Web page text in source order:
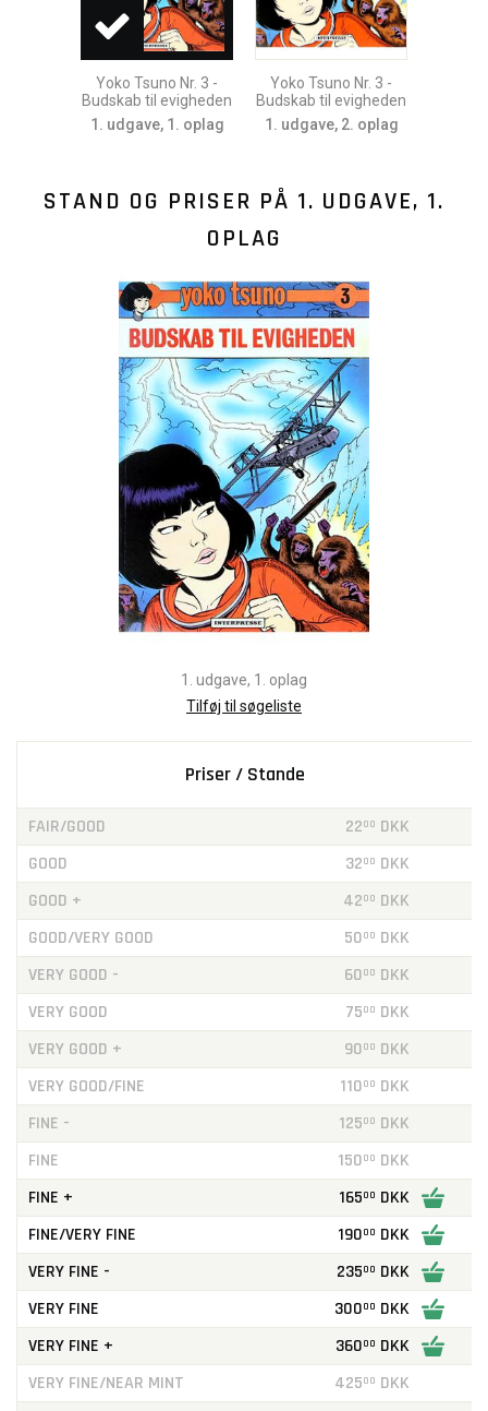
Yoko Tsuno Nr. 3 -
Budskab til evigheden
1. udgave, 1. oplag
Yoko Tsuno Nr. 3 -
Budskab til evigheden
1. udgave, 2. oplag
STAND OG PRISER PÅ 1. UDGAVE, 1.
OPLAG
1. udgave, 1. oplag
Tilføj til søgeliste
Priser / Stande
FAIR/GOOD 2200 DKK
GOOD
3200 DKK
GOOD +
4200 DKK
GOOD/VERY GOOD
5000 DKK
VERY GOOD -
6000 DKK
VERY GOOD
7500 DKK
VERY GOOD +
9000 DKK
VERY GOOD/FINE
11000 DKK
FINE -
12500 DKK
FINE
15000 DKK
FINE +
16500 DKK
FINE/VERY FINE
19000 DKK
VERY FINE -
23500 DKK
VERY FINE
30000 DKK
VERY FINE +
36000 DKK
VERY FINE/NEAR MINT
42500 DKK